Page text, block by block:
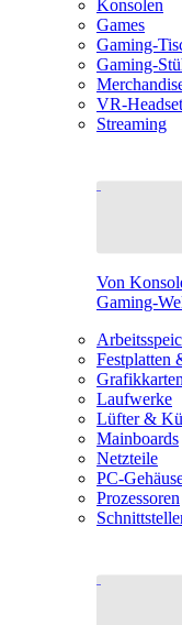
Konsolen
Games
Gaming-
Gaming-
VR-
Streaming
Von
Gaming-
Festplatten
Grafikkarten
Laufwerke
Lüfter &
Mainboards
Netzteile
PC-
Prozessoren